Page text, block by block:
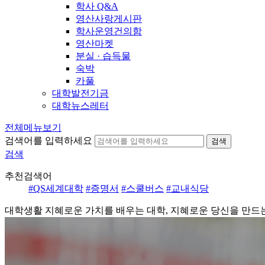
학사 Q&A
영산사랑게시판
학사운영건의함
영산마켓
분실 · 습득물
숙박
카풀
대학발전기금
대학뉴스레터
전체메뉴보기
검색어를 입력하세요
검색
검색
추천검색어
#QS세계대학 #증명서 #스쿨버스 #교내식당
대학생활 지혜로운 가치를 배우는 대학, 지혜로운 당신을 만드